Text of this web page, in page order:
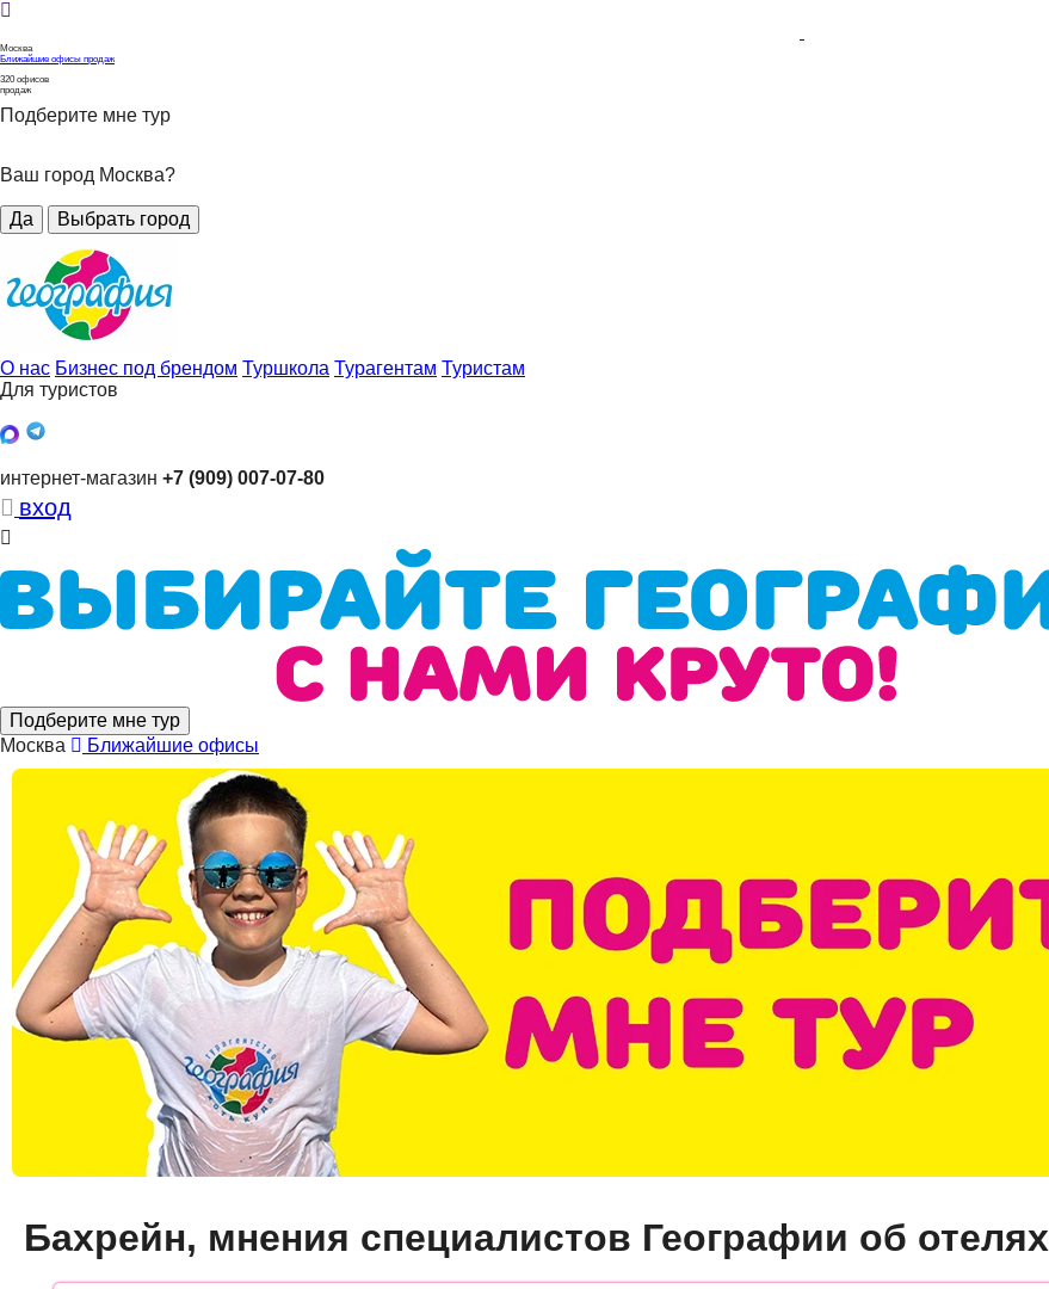
Москва
Ближайшие офисы продаж
320 офисов
продаж
Подберите мне тур
Ваш город Москва?
Да Выбрать город
О нас Бизнес под брендом Туршкола Турагентам Туристам
Для туристов
интернет-магазин +7 (909) 007-07-80
вход
Подберите мне тур
Москва
Ближайшие офисы
Бахрейн, мнения специалистов Географии об отелях